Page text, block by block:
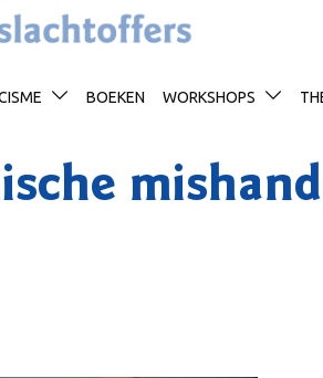
BOEKEN WORKSHOPS